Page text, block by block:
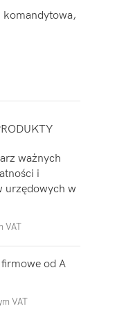
komandytowa,
ważnych
i
urzędowych w
VAT
od A
VAT